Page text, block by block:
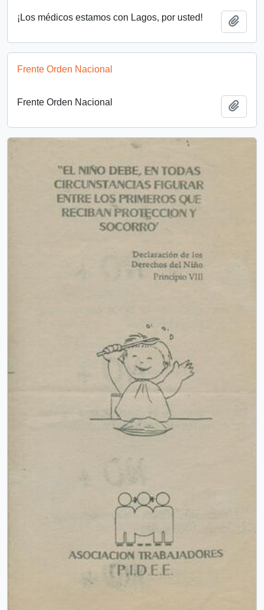
¡Los médicos estamos con Lagos, por usted!
Frente Orden Nacional
Frente Orden Nacional